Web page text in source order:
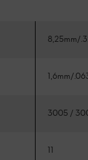
8,25mm/
1,6mm/
3005 /
11